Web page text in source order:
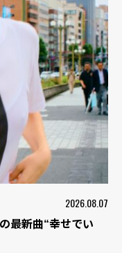
2026.08.07
最新曲“幸せでい